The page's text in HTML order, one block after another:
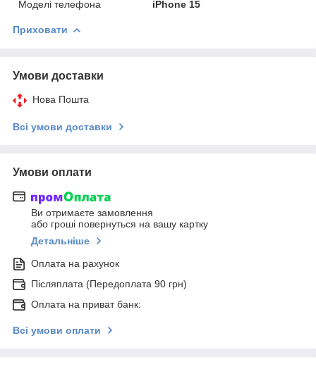
Моделі телефона
iPhone 15
Приховати
Умови доставки
Нова Пошта
Всі умови доставки
Умови оплати
Ви отримаєте замовлення
або гроші повернуться на вашу картку
Детальніше
Оплата на рахунок
Післяплата (Передоплата 90 грн)
Оплата на приват банк:
Всі умови оплати